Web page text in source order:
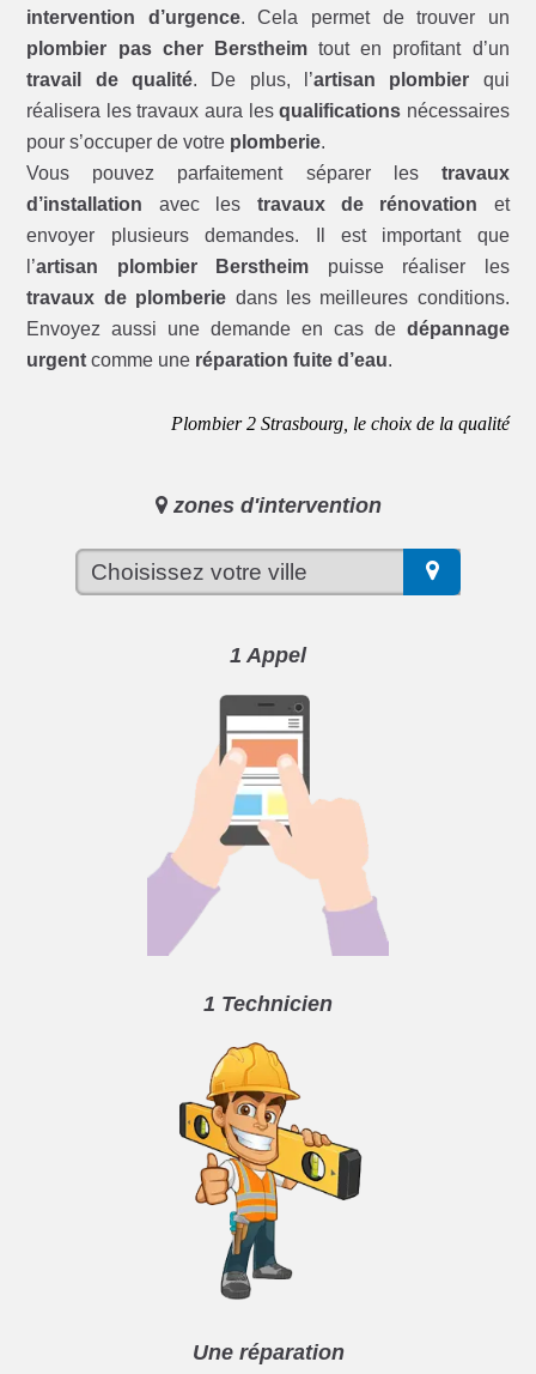
intervention d’urgence. Cela permet de trouver un
plombier pas cher Berstheimtout en profitant d’un
travail de qualité. De plus, l’artisan plombier qui
réalisera les travaux aura lesqualifications nécessaires
pour s’occuper de votre plomberie.
Vous pouvez parfaitement séparer les travaux
d’installation avec les travaux de rénovation et
envoyer plusieurs demandes. Il est important que
l’artisan plombier Berstheim puisse réaliser les
travaux de plomberie dans les meilleures conditions.
Envoyez aussi une demande en cas de dépannage
urgent comme une réparation fuite d’eau.
Plombier 2 Strasbourg, le choix de la qualité
zones d'intervention
1 Appel
1 Technicien
Une réparation